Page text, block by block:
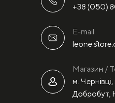
+38 (050)
E-mail
Магазин /
м.
Добробут,